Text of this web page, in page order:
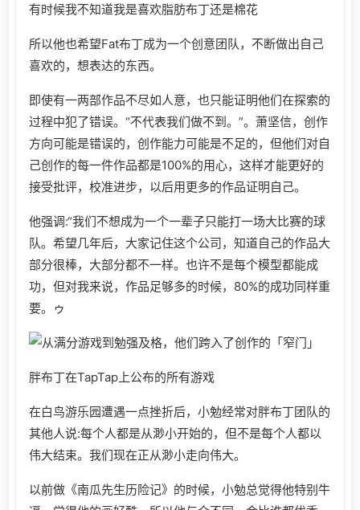
有时候我不知道我是喜欢脂肪布丁还是棉花
所以他也希望Fat布丁成为一个创意团队，不断做出自己
喜欢的，想表达的东西。
即使有一两部作品不尽如人意，也只能证明他们在探索的
过程中犯了错误。“不代表我们做不到。”。萧坚信，创作
方向可能是错误的，创作能力可能是不足的，但他们对自
己创作的每一件作品都是100%的用心，这样才能更好的
接受批评，校准进步，以后用更多的作品证明自己。
他强调:“我们不想成为一个一辈子只能打一场大比赛的球
队。希望几年后，大家记住这个公司，知道自己的作品大
部分很棒，大部分都不一样。也许不是每个模型都能成
功，但对我来说，作品足够多的时候，80%的成功同样重
要。ゥ
胖布丁在TapTap上公布的所有游戏
在白鸟游乐园遭遇一点挫折后，小勉经常对胖布丁团队的
其他人说:每个人都是从渺小开始的，但不是每个人都以
伟大结束。我们现在正从渺小走向伟大。
以前做《南瓜先生历险记》的时候，小勉总觉得他特别牛